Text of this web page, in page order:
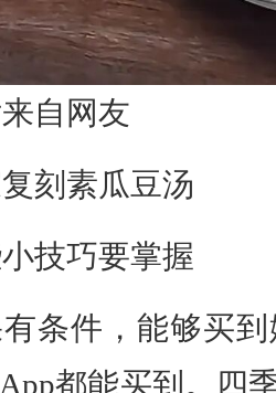
自网友
刻素瓜豆汤
技巧要掌握
条件，能够买
都能买到。四